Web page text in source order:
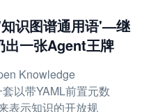
识图谱通用语'—继
出一张Agent王牌
Knowledge
以带YAML前置元数
表示知识的开放规